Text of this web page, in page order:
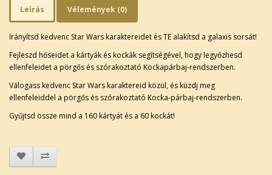
Leírás Vélemények (0)
Irányítsd kedvenc Star Wars karaktereidet és TE alakítsd a galaxis sorsát!
Fejleszd hőseidet a kártyák és kockák segítségével, hogy legyőzhesd
ellenfeleidet a pörgős és szórakoztató Kockapárbaj-rendszerben.
Válogass kedvenc Star Wars karaktereid közül, és küzdj meg
ellenfeleiddel a pörgős és szórakoztató Kocka-párbaj-rendszerben.
Gyűjtsd össze mind a 160 kártyát és a 60 kockát!